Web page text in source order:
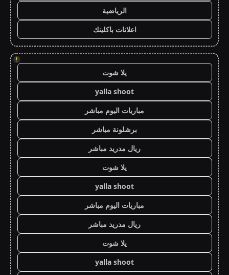
الرياضية
اعلانات باكلينك
!
يلا شوت
yalla shoot
مباريات اليوم مباشر
برشلونة مباشر
ريال مدريد مباشر
يلا شوت
yalla shoot
مباريات اليوم مباشر
ريال مدريد مباشر
يلا شوت
yalla shoot